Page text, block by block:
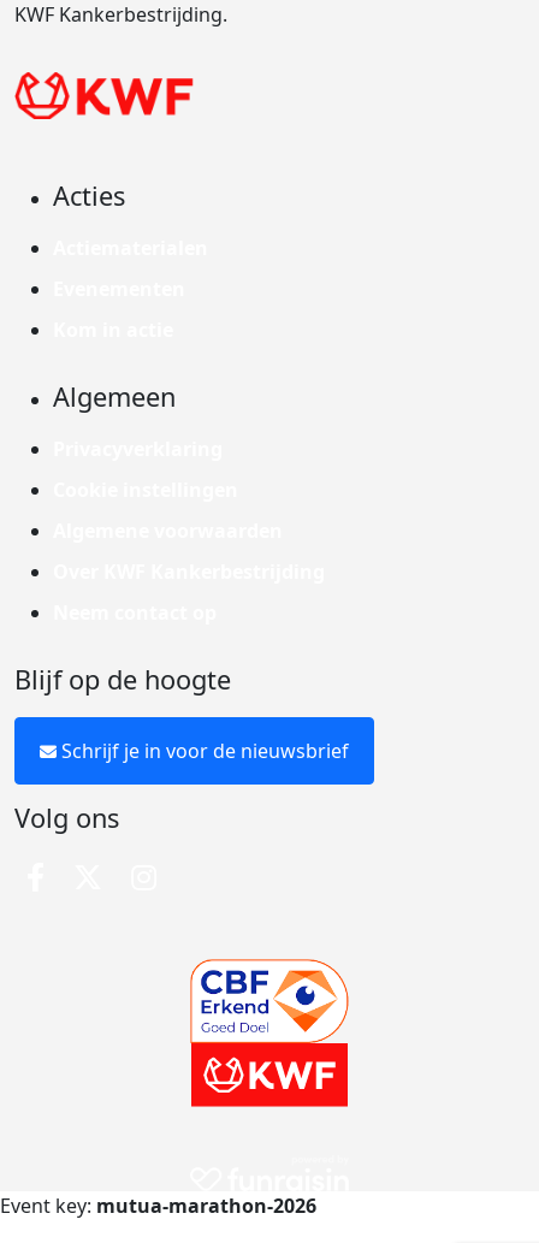
KWF Kankerbestrijding.
Acties
Algemeen
Blijf op de hoogte
Schrijf je in voor de nieuwsbrief
Volg ons
Event key: mutua-marathon-2026